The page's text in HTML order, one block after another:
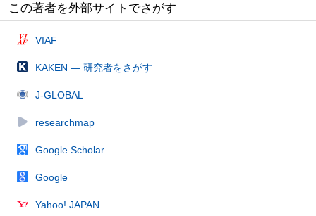
この著者を外部サイトでさがす
VIAF
KAKEN — 研究者をさがす
J-GLOBAL
researchmap
Google Scholar
Google
Yahoo! JAPAN